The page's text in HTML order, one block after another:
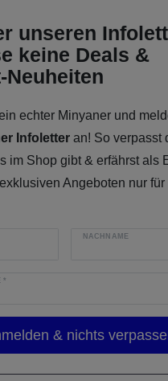
unseren
keine Deals &
Neuheiten
echter Minyaner und
Infoletter an! So verpasst
im Shop gibt & erfährst als
Angeboten nur für
NACHNAME
*